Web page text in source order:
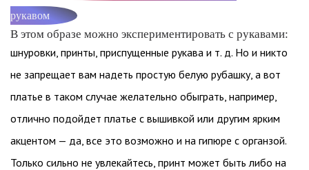
рукавом
В этом образе можно экспериментировать с рукавами:
шнуровки, принты, приспущенные рукава и т. д. Но и никто
не запрещает вам надеть простую белую рубашку, а вот
платье в таком случае желательно обыграть, например,
отлично подойдет платье с вышивкой или другим ярким
акцентом — да, все это возможно и на гипюре с органзой.
Только сильно не увлекайтесь, принт может быть либо на